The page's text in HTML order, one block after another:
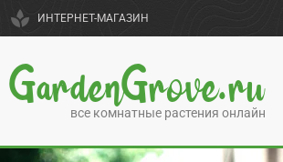
spa ИНТЕРНЕТ-МАГАЗИН
GardenGrove.ru
все комнатные растения онлайн